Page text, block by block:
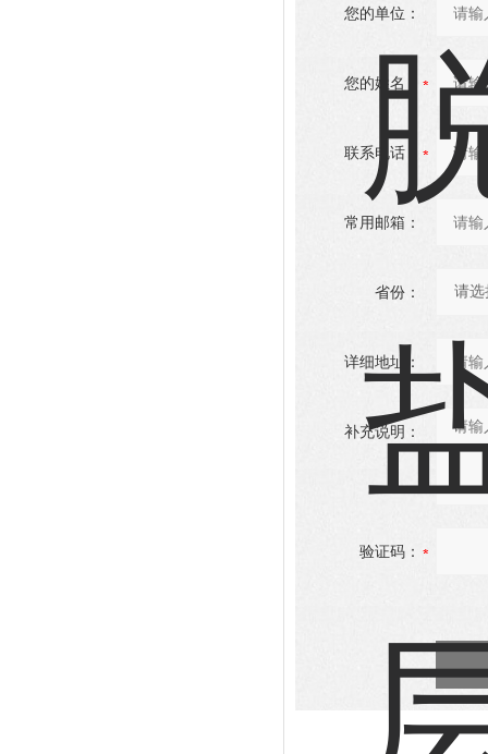
您的单位：
您的姓名：
联系电话：
常用邮箱：
省份：
详细地址：
补充说明：
验证码：